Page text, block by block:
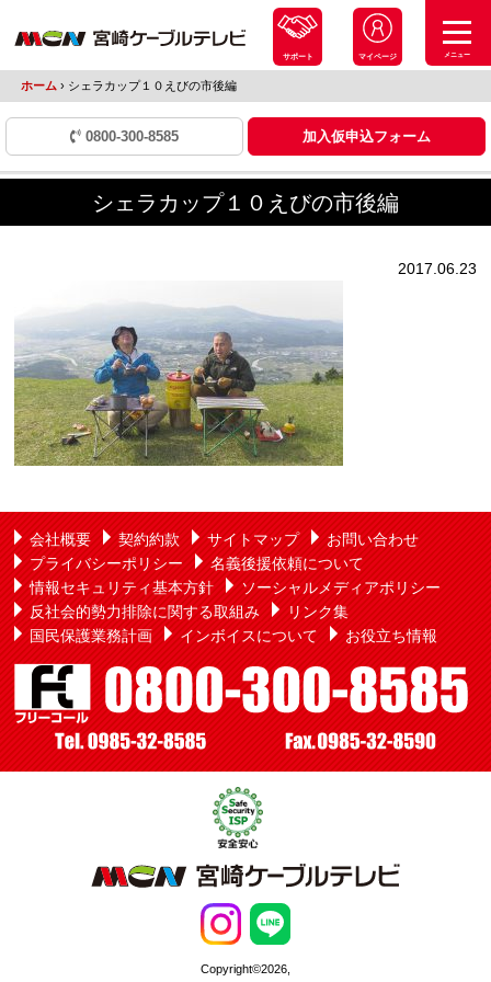
サポート マイページ メニュー
ホーム ›シェラカップ１０えびの市後編
0800-300-8585 加入仮申込フォーム
シェラカップ１０えびの市後編
2017.06.23
会社概要 契約約款 サイトマップ
お問い合わせ
プライバシーポリシー
名義後援依頼について
情報セキュリティ基本方針
ソーシャルメディアポリシー
反社会的勢力排除に関する取組み
リンク集
国民保護業務計画
インボイスについて お役立ち情報
Copyright©2026,